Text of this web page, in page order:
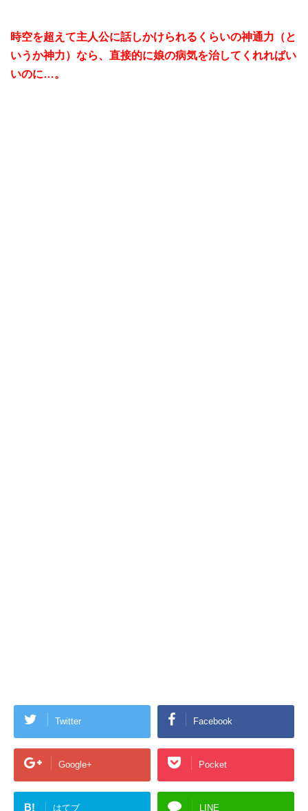
時空を超えて主人公に話しかけられるくらいの神通力（と
いうか神力）なら、直接的に娘の病気を治してくれればい
いのに…。
Twitter Facebook
Google+ Pocket
B! はてブ LINE